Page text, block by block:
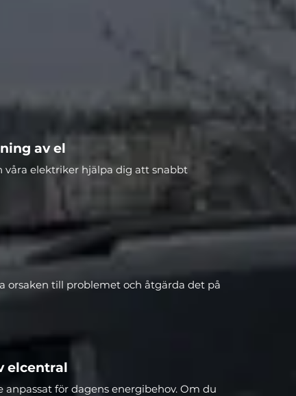
av el
elektriker hjälpa dig att snabbt
orsaken till problemet och åtgärda det på
elcentral
för dagens energibehov. Om du